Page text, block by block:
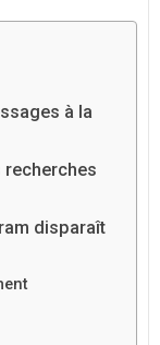
à la
recherches
disparaît